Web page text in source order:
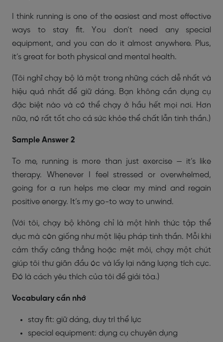
I think running is one of the easiest and most effective
ways to stay fit. You don’t need any special
equipment, and you can do it almost anywhere. Plus,
it’s great for both physical and mental health.
(Tôi nghĩ chạy bộ là một trong những cách dễ nhất và
hiệu quả nhất để giữ dáng. Bạn không cần dụng cụ
đặc biệt nào và có thể chạy ở hầu hết mọi nơi. Hơn
nữa, nó rất tốt cho cả sức khỏe thể chất lẫn tinh thần.)
Sample Answer 2
To me, running is more than just exercise — it’s like
therapy. Whenever I feel stressed or overwhelmed,
going for a run helps me clear my mind and regain
positive energy. It’s my go-to way to unwind.
(Với tôi, chạy bộ không chỉ là một hình thức tập thể
dục mà còn giống như một liệu pháp tinh thần. Mỗi khi
cảm thấy căng thẳng hoặc mệt mỏi, chạy một chút
giúp tôi thư giãn đầu óc và lấy lại năng lượng tích cực.
Đó là cách yêu thích của tôi để giải tỏa.)
Vocabulary cần nhớ
stay fit: giữ dáng, duy trì thể lực
special equipment: dụng cụ chuyên dụng